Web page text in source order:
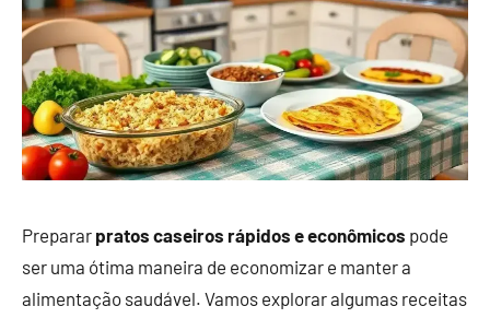
Preparar pratos caseiros rápidos e econômicos pode
ser uma ótima maneira de economizar e manter a
alimentação saudável. Vamos explorar algumas receitas